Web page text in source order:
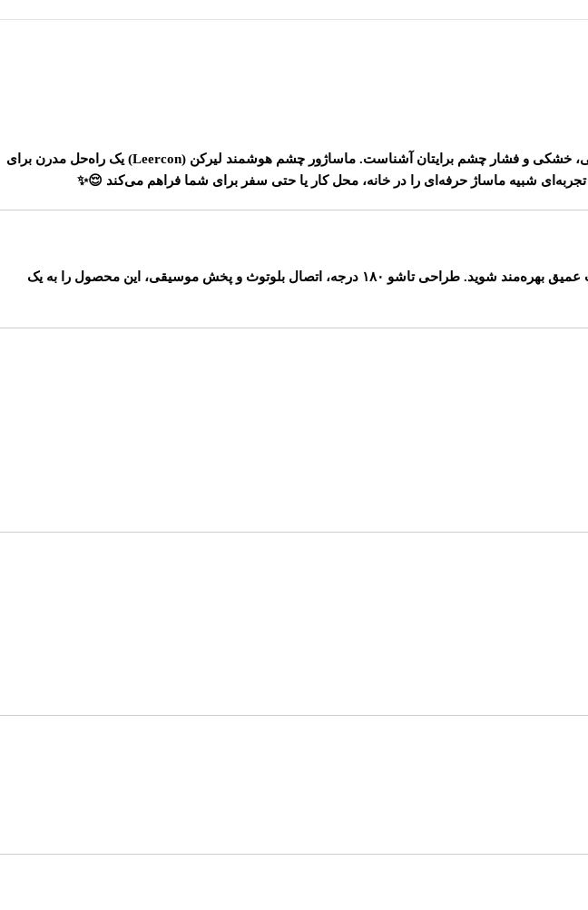
ماساژور چشم هوشمند لیرکن (Leercon)
یک راه‌حل مدرن برای
تجربه‌ای شبیه ماساژ حرفه‌ای را در خانه، محل کار یا حتی سفر برای شما فراهم می‌کند 😌✨
با ۴ حالت ماساژ متنوع، به شما کمک می‌کند بسته به نیازتان از آرامش، انرژی یا خواب عمیق بهره‌مند شوید. طراحی تاشو ۱۸۰ درجه، اتصال بلوتوث و پخش موسیقی، این محصول را به یک